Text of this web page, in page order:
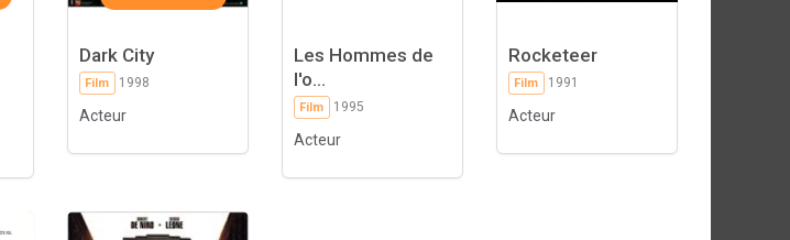
Dark City
Film 1998
Acteur
Les Hommes de
l'o...
Film 1995
Acteur
Rocketeer
Film 1991
Acteur